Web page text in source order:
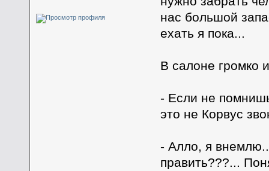
нас большой
ехать я пока...
В салоне громко
- Если не
это не Корвус
- Алло, я
править???...